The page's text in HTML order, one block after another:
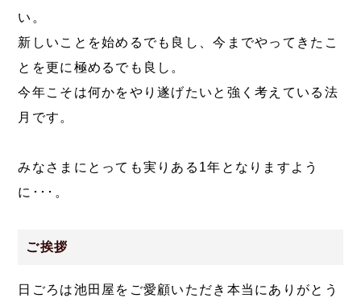
い。
新しいことを始めるでも良し、今までやってきたこ
とを更に極めるでも良し。
今年こそは何かをやり遂げたいと強く考えている法
月です。
みなさまにとっても実りある1年となりますよう
に･･･。
ご挨拶
日ごろは池田屋をご愛顧いただき本当にありがとう